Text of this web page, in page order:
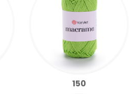
150